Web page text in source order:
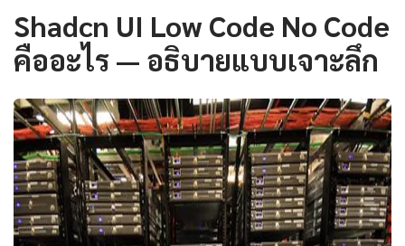
Shadcn UI Low Code No Code
คืออะไร — อธิบายแบบเจาะลึก